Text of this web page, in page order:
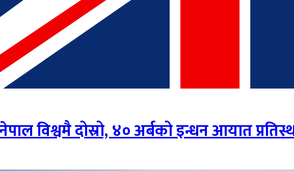
विश्वमै दोस्रो, ४० अर्बको इन्धन आयात